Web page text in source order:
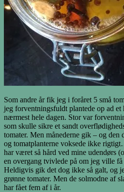
Som andre år fik jeg i foråret 5 små
jeg forventningsfuldt plantede op ad et
nærmest hele dagen. Stor var
som skulle sikre et sandt
tomater. Men månederne gik – og
og tomatplanterne voksede ikke
har været så hård ved mine udendørs
en overgang tvivlede på om jeg ville få
Heldigvis gik det dog ikke så galt, og
grønne tomater. Men de solmodne af
har fået fem af i år.